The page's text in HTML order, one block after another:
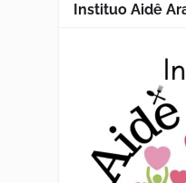
Instituo Aidê